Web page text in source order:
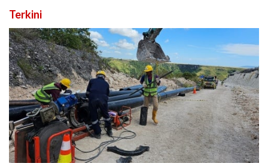
Terkini